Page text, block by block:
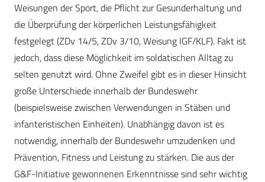
Weisungen der Sport, die Pflicht zur Gesunderhaltung und
die Überprüfung der körperlichen Leistungsfähigkeit
festgelegt (ZDv 14/5, ZDv 3/10, Weisung IGF/KLF). Fakt ist
jedoch, dass diese Möglichkeit im soldatischen Alltag zu
selten genutzt wird. Ohne Zweifel gibt es in dieser Hinsicht
große Unterschiede innerhalb der Bundeswehr
(beispielsweise zwischen Verwendungen in Stäben und
infanteristischen Einheiten). Unabhängig davon ist es
notwendig, innerhalb der Bundeswehr umzudenken und
Prävention, Fitness und Leistung zu stärken. Die aus der
G&F-Initiative gewonnenen Erkenntnisse sind sehr wichtig